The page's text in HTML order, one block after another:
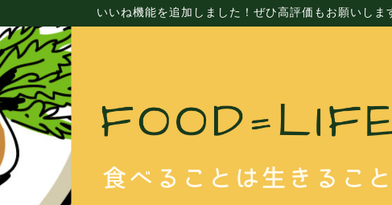
いいね機能を追加しました！ぜひ高評価もお願いしま